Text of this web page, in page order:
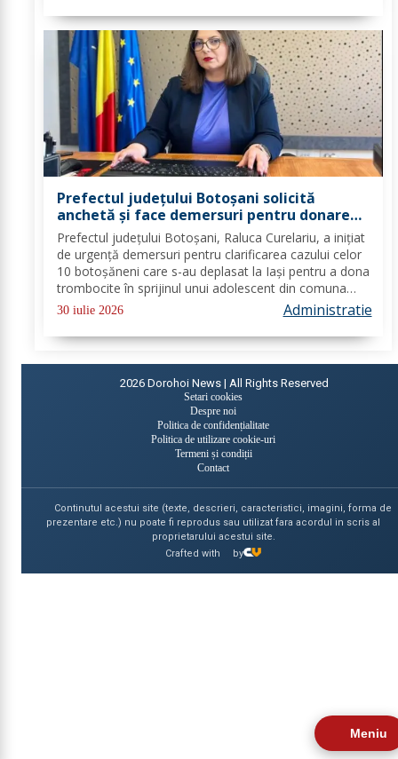
Meniu
Prefectul județului Botoșani solicită
anchetă și face demersuri pentru donarea
de trombocite direct la Botoșani în cazul
adolescentului din Tudora
Prefectul județului Botoșani, Raluca Curelariu, a inițiat
de urgență demersuri pentru clarificarea cazului celor
10 botoșăneni care s-au deplasat la Iași pentru a dona
trombocite în sprijinul unui adolescent din comuna
Tudora, însă nu au putut dona. Au fost transmise
30 iulie 2026 Administratie
2026 Dorohoi News | All Rights Reserved
Setari cookies
Despre noi
Politica de confidențialitate
Politica de utilizare cookie-uri
Termeni și condiții
Contact
Continutul acestui site (texte, descrieri, caracteristici, imagini, forma de
prezentare etc.) nu poate fi reprodus sau utilizat fara acordul in scris al
proprietarului acestui site.
Crafted with
by